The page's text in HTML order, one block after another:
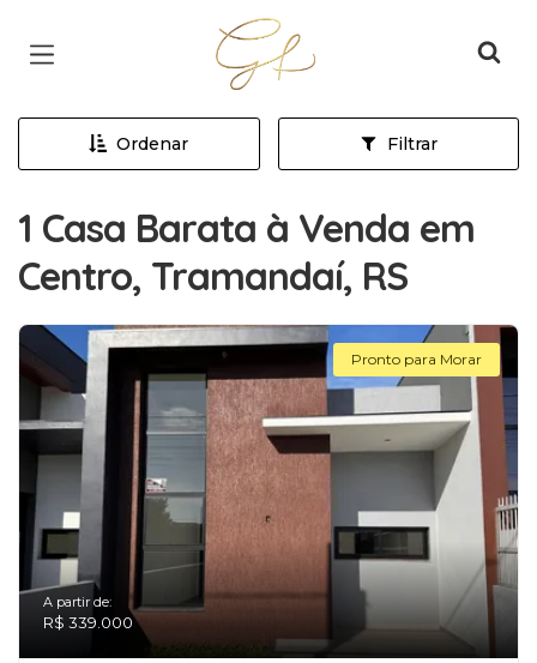
Página inicial
Ordenar Filtrar
1 Casa Barata à Venda em
Centro, Tramandaí, RS
Pronto para Morar
A partir de:
R$ 339.000